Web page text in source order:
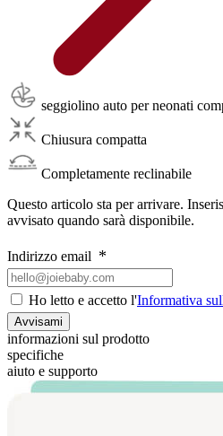
seggiolino auto per neonati
Chiusura compatta
Completamente reclinabile
Questo articolo sta per arrivare.
avvisato quando sarà disponibile.
Indirizzo email
Ho letto e accetto l'Informativa
Avvisami
informazioni sul prodotto
specifiche
aiuto e supporto